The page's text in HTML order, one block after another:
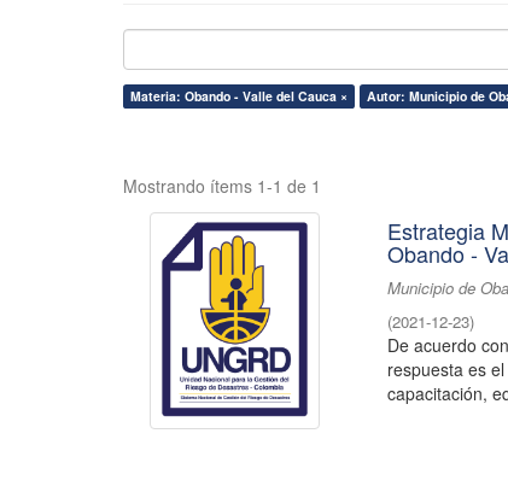
Materia: Obando - Valle del Cauca × Autor: Municipio de
Mostrando ítems 1-1 de 1
Estrategia
Obando -
Municipio de
(2021-12-23)
De acuerdo
respuesta es
capacitación,